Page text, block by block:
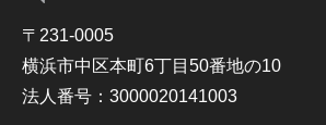
〒231-0005
横浜市中区本町6丁目50番地の10
法人番号：3000020141003